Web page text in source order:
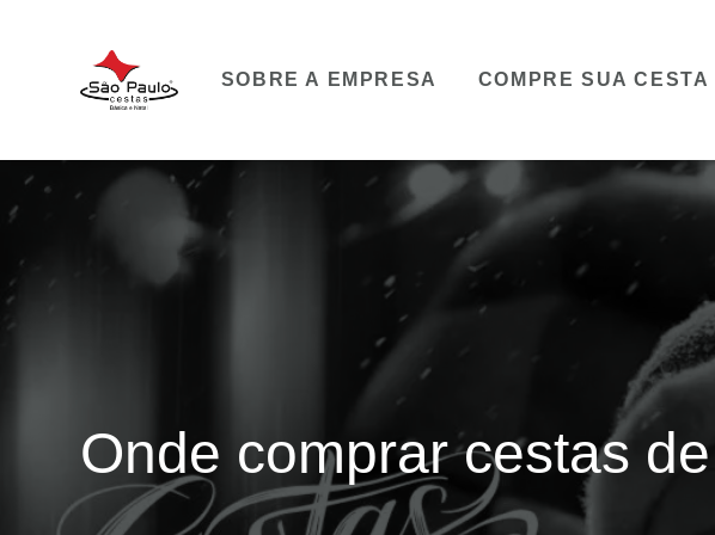
SOBRE A EMPRESA COMPRE SUA CESTA
Onde comprar cestas